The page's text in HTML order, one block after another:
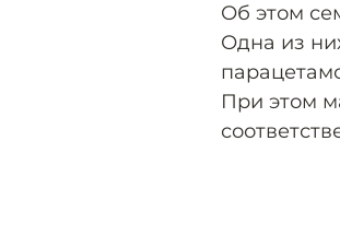
Об этом
Одна из
При этом